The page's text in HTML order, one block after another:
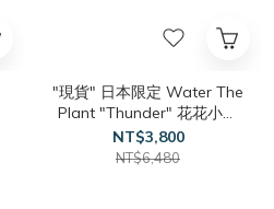
"現貨" 日本限定 Water The
Plant "Thunder" 花花小倒
勾 白黑藍
NT$3,800
NT$6,480